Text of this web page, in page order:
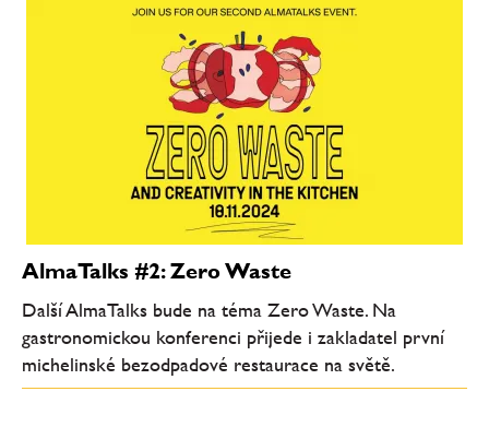
AlmaTalks #2: Zero Waste
Další AlmaTalks bude na téma Zero Waste. Na
gastronomickou konferenci přijede i zakladatel první
michelinské bezodpadové restaurace na světě.